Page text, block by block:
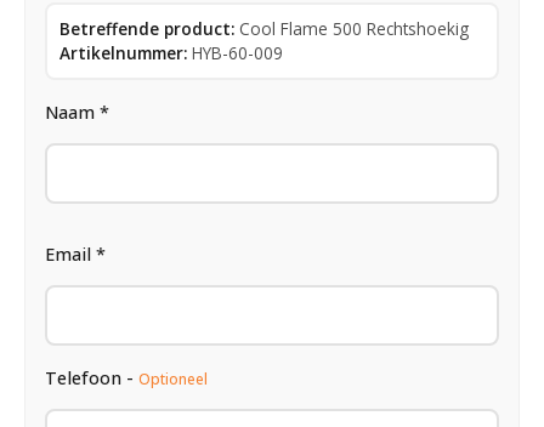
Betreffende product: Cool Flame 500 Rechtshoekig
Artikelnummer: HYB-60-009
Naam *
Email *
Telefoon - Optioneel